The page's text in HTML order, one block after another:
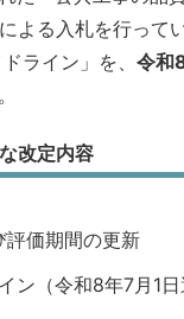
よる入札を行ってい
ライン」を、 令和
改定内容
評価期間の更新
ン（令和8年7月1